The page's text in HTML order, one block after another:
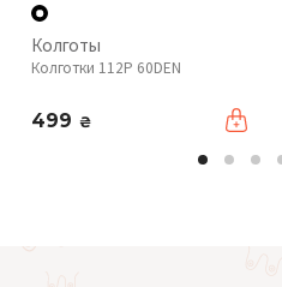
Колготы
Колготки 112P 60DEN
499 ₴